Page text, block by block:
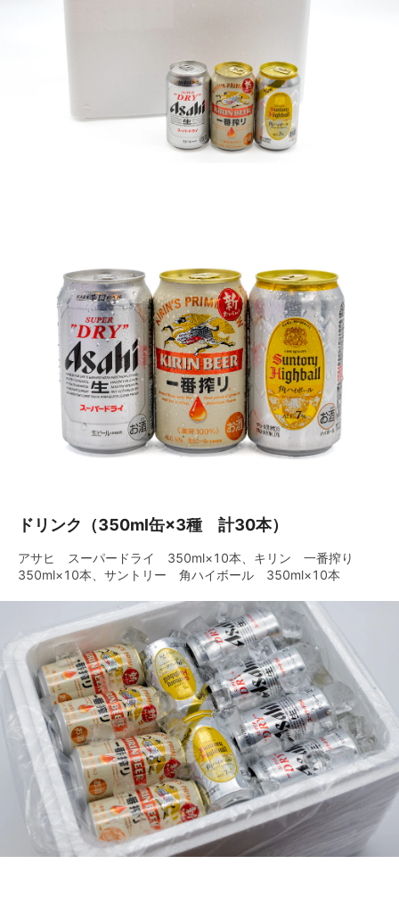
ドリンク（350ml缶×3種 計30本）
アサヒ スーパードライ 350ml×10本、キリン 一番搾り
350ml×10本、サントリー 角ハイボール 350ml×10本